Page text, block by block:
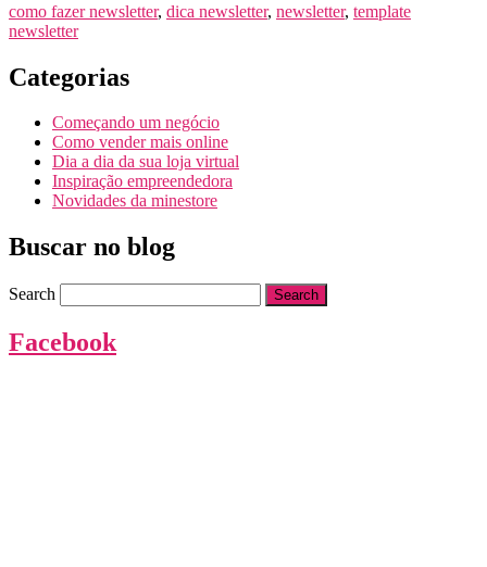
como fazer newsletter, dica newsletter, newsletter, template
newsletter
Categorias
Começando um negócio
Como vender mais online
Dia a dia da sua loja virtual
Inspiração empreendedora
Novidades da minestore
Buscar no blog
Search
Facebook